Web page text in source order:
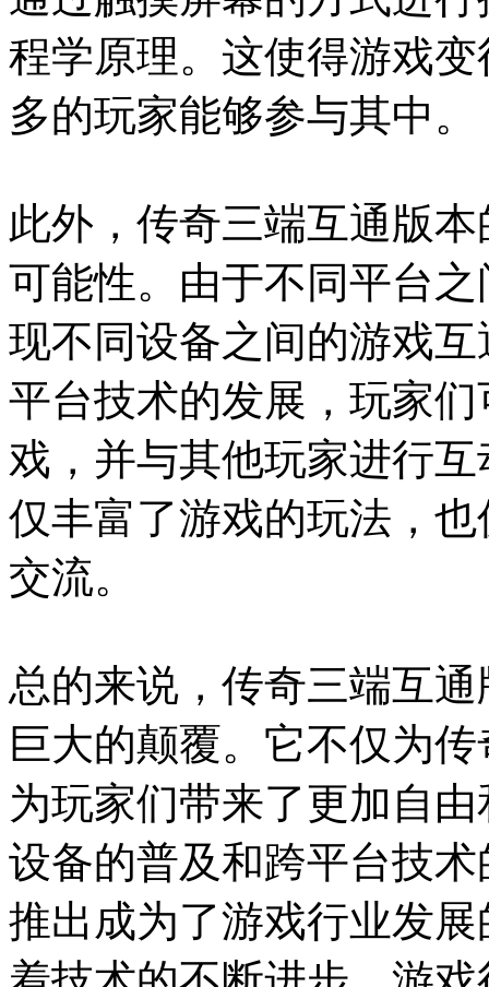
程学原理。这使得游戏
多的玩家能够参与其中。
此外，传奇三端互通版
可能性。由于不同平台
现不同设备之间的游戏
平台技术的发展，玩家
戏，并与其他玩家进行
仅丰富了游戏的玩法，
交流。
总的来说，传奇三端互
巨大的颠覆。它不仅为
为玩家们带来了更加自
设备的普及和跨平台技
推出成为了游戏行业发